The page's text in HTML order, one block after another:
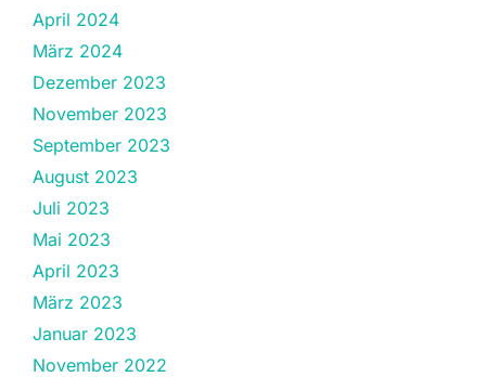
April 2024
März 2024
Dezember 2023
November 2023
September 2023
August 2023
Juli 2023
Mai 2023
April 2023
März 2023
Januar 2023
November 2022